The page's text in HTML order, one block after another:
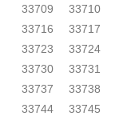
33709
33710
33716
33717
33723
33724
33730
33731
33737
33738
33744
33745